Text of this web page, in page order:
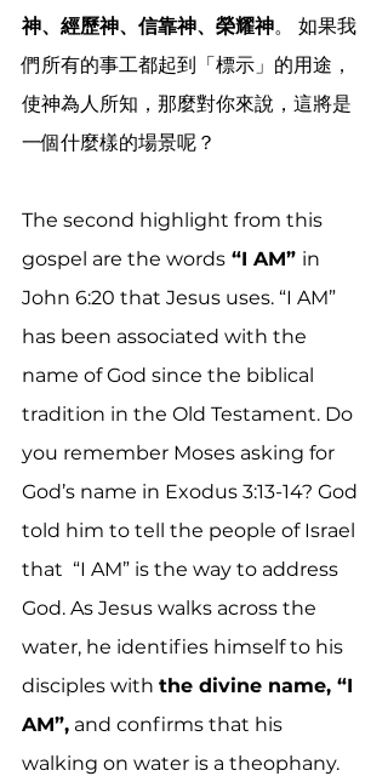
神、經歷神、信靠神、榮耀神。 如果我
們所有的事工都起到「標示」的用途，
使神為人所知，那麼對你來說，這將是
一個什麼樣的場景呢？
The second highlight from this
gospel are the words “I AM” in
John 6:20 that Jesus uses. “I AM”
has been associated with the
name of God since the biblical
tradition in the Old Testament. Do
you remember Moses asking for
God’s name in Exodus 3:13-14? God
told him to tell the people of Israel
that  “I AM” is the way to address
God. As Jesus walks across the
water, he identifies himself to his
disciples with the divine name, “I
AM”, and confirms that his
walking on water is a theophany.